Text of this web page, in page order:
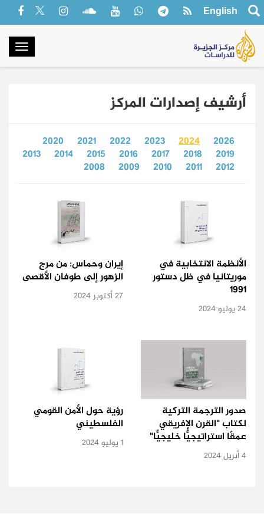
English
أرشيف إصدارات المركز
2026
2024
2023
2022
2021
2020
2019
2018
2017
2016
2015
2014
2013
2012
2011
2010
2009
2008
إيران وحماس: من مرج
الزهور إلى طوفان الأقصى
27 أكتوبر 2024
الأنظمة الانتخابية في
موريتانيا في ظل دستور
1991
24 يوليو 2024
رؤية حول الأمن القومي
الفلسطيني
1 يوليو 2024
صدور الترجمة التركية
لكتاب "القرن الإفريقي
عمقًا استراتيجيًّا خليجيًّا"
4 أبريل 2024